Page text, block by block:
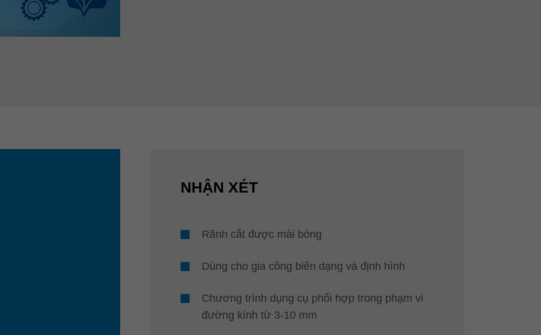
NHẬN XÉT
Rãnh cắt được mài bóng
Dùng cho gia công biên dạng và định hình
Chương trình dụng cụ phối hợp trong phạm vi
đường kính từ 3-10 mm